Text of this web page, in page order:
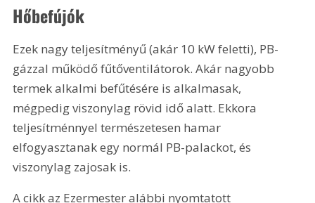
Hőbefújók
Ezek nagy teljesítményű (akár 10 kW feletti), PB-
gázzal működő fűtőventilátorok. Akár nagyobb
termek alkalmi befűtésére is alkalmasak,
mégpedig viszonylag rövid idő alatt. Ekkora
teljesítménnyel természetesen hamar
elfogyasztanak egy normál PB-palackot, és
viszonylag zajosak is.
A cikk az Ezermester alábbi nyomtatott